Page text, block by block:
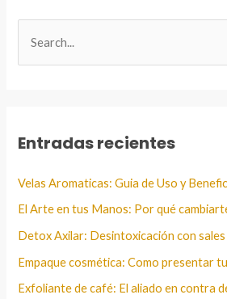
r
Entradas recientes
Velas Aromaticas: Guia de Uso y
El Arte en tus Manos: Por qué
Detox Axilar: Desintoxicación con sales
Empaque cosmética: Como presentar
Exfoliante de café: El aliado en contra